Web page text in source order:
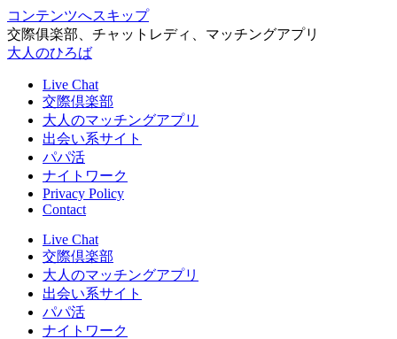
コンテンツへスキップ
交際俱楽部、チャットレディ、マッチングアプリ
大人のひろば
Live Chat
交際倶楽部
大人のマッチングアプリ
出会い系サイト
パパ活
ナイトワーク
Privacy Policy
Contact
Live Chat
交際倶楽部
大人のマッチングアプリ
出会い系サイト
パパ活
ナイトワーク